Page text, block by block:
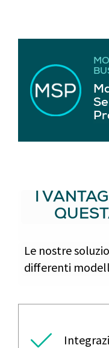
I
Le nostre
differenti